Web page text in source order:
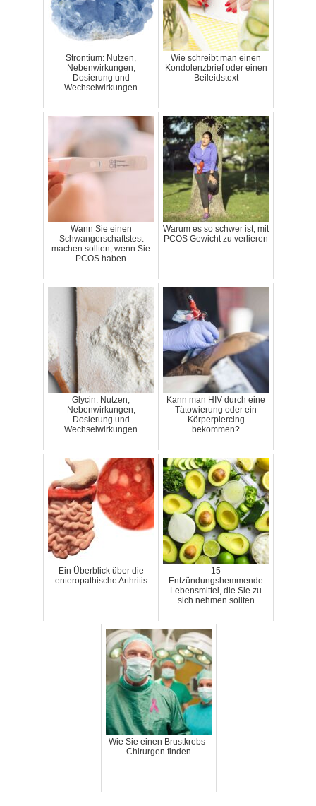
Strontium: Nutzen,
Nebenwirkungen,
Dosierung und
Wechselwirkungen
Wie schreibt man einen
Kondolenzbrief oder einen
Beileidstext
Wann Sie einen
Schwangerschaftstest
machen sollten, wenn Sie
PCOS haben
Warum es so schwer ist, mit
PCOS Gewicht zu verlieren
Glycin: Nutzen,
Nebenwirkungen,
Dosierung und
Wechselwirkungen
Kann man HIV durch eine
Tätowierung oder ein
Körperpiercing
bekommen?
Ein Überblick über die
enteropathische Arthritis
15
Entzündungshemmende
Lebensmittel, die Sie zu
sich nehmen sollten
Wie Sie einen Brustkrebs-
Chirurgen finden